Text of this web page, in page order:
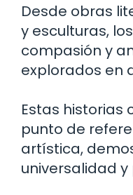
Desde obras
y esculturas,
compasión y
explorados en
Estas historias
punto de
artística,
universalidad